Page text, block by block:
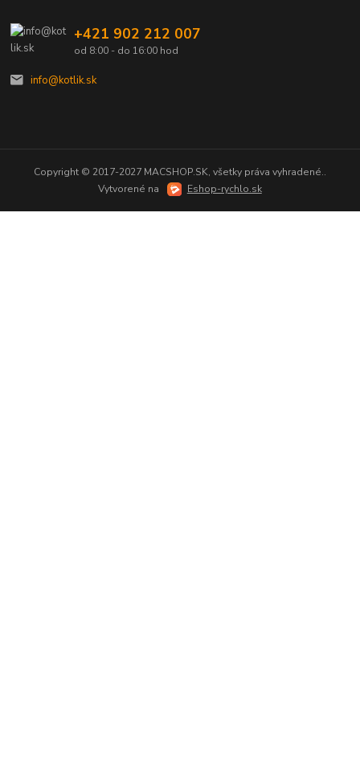
+421 902 212 007
od 8:00 - do 16:00 hod
info@kotlik.sk
Copyright © 2017-2027 MACSHOP.SK, všetky práva vyhradené..
Vytvorené na
Eshop-rychlo.sk